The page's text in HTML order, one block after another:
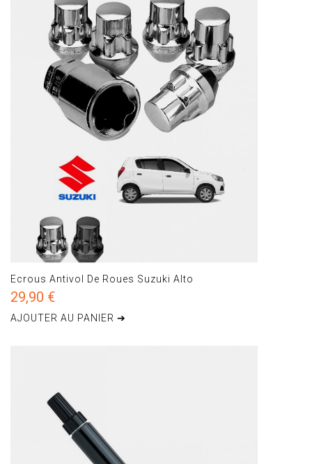
Ecrous Antivol De Roues Suzuki Alto
29,90 €
AJOUTER AU PANIER ➔